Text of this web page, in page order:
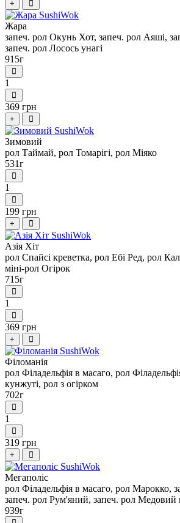
+
Жара
запеч. рол Окунь Хот, запеч. рол Аяші,
запеч. рол Лосось унагі
915г
1
369 грн
+
Зимовий
рол Таймай, рол Томарігі, рол Міяко
531г
1
199 грн
+
Азія Хіт
рол Спайсі креветка, рол Ебі Ред, рол
міні-рол Огірок
715г
1
369 грн
+
Філоманія
рол Філадельфія в масаго, рол
кунжуті, рол з огірком
702г
1
319 грн
+
Мегаполіс
рол Філадельфія в масаго, рол Марокко,
запеч. рол Рум'яний, запеч. рол Медовий
939г